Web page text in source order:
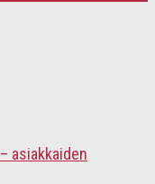
asiakkaiden